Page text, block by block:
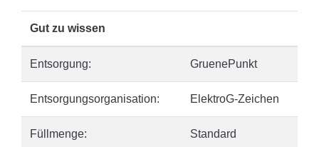
Gut zu wissen
Entsorgung: GruenePunkt
Entsorgungsorganisation: ElektroG-Zeichen
Füllmenge: Standard